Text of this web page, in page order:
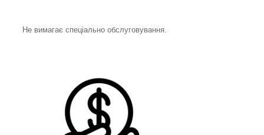
Не вимагає спеціально обслуговування.